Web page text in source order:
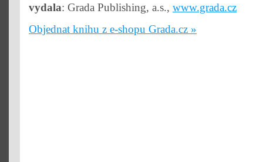
vydala: Grada Publishing, a.s., www.grada.cz
Objednat knihu z e-shopu Grada.cz »